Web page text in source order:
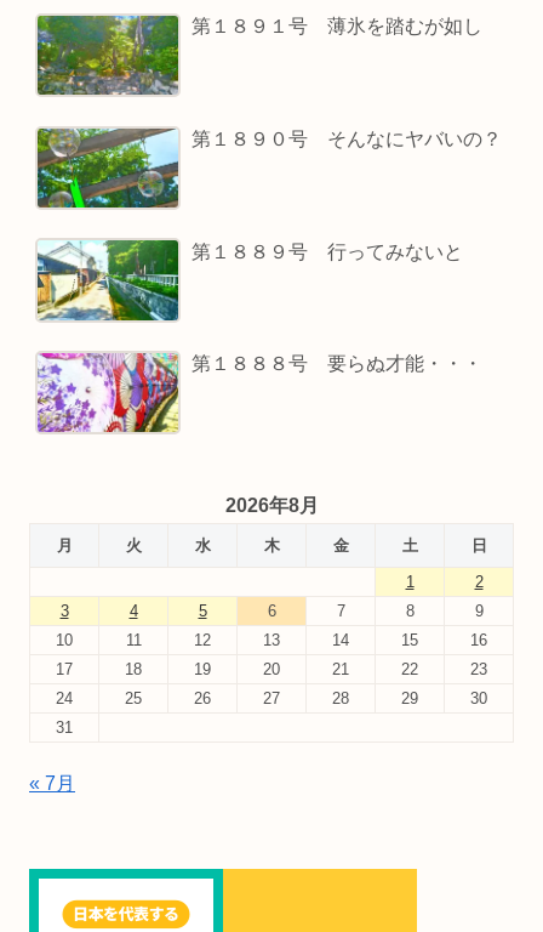
第１８９１号 薄氷を踏むが如し
第１８９０号 そんなにヤバいの？
第１８８９号 行ってみないと
第１８８８号 要らぬ才能・・・
2026年8月
月 火 水 木 金 土
日
1
2
3
4 5 6 7 8
9
10
11 12 13 14 15
16
17
18 19 20 21 22
23
24
25 26 27 28 29
30
31
« 7月